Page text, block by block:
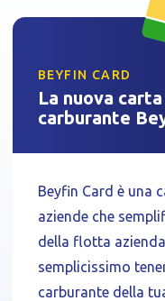
BEYFIN CARD
La nuova carta
carburante
Beyfin Card è una
aziende che
della flotta
semplicissimo
carburante della